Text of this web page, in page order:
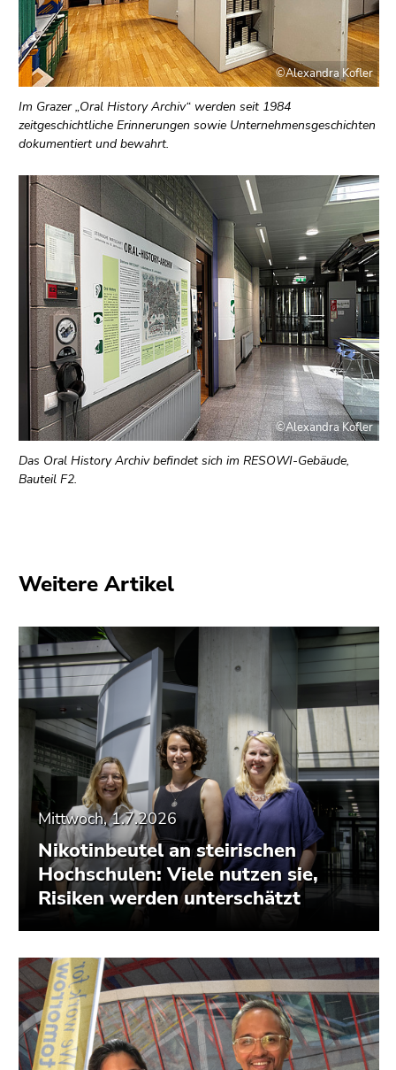
©Alexandra Kofler
Im Grazer „Oral History Archiv“ werden seit 1984
zeitgeschichtliche Erinnerungen sowie Unternehmensgeschichten
dokumentiert und bewahrt.
©Alexandra Kofler
Das Oral History Archiv befindet sich im RESOWI-Gebäude,
Bauteil F2.
Weitere Artikel
Mittwoch, 1.7.2026
Nikotinbeutel an steirischen
Hochschulen: Viele nutzen sie,
Risiken werden unterschätzt